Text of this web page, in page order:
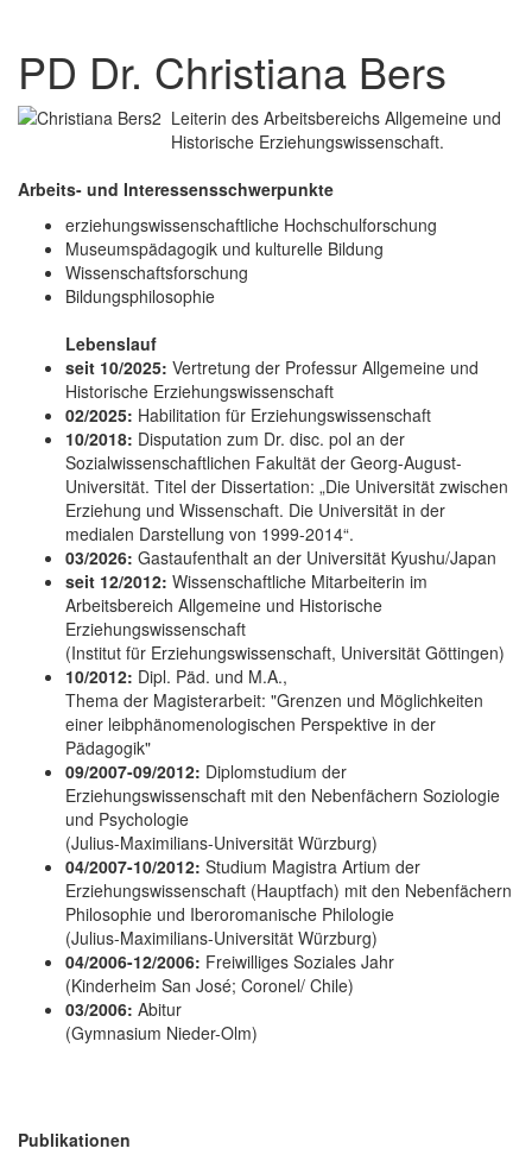
PD Dr. Christiana Bers
Leiterin des Arbeitsbereichs Allgemeine und
Historische Erziehungswissenschaft.
Arbeits- und Interessensschwerpunkte
erziehungswissenschaftliche Hochschulforschung
Museumspädagogik und kulturelle Bildung
Wissenschaftsforschung
Bildungsphilosophie
Lebenslauf
seit 10/2025: Vertretung der Professur Allgemeine und
Historische Erziehungswissenschaft
02/2025: Habilitation für Erziehungswissenschaft
10/2018: Disputation zum Dr. disc. pol an der
Sozialwissenschaftlichen Fakultät der Georg-August-
Universität. Titel der Dissertation: „Die Universität zwischen
Erziehung und Wissenschaft. Die Universität in der
medialen Darstellung von 1999-2014“.
03/2026: Gastaufenthalt an der Universität Kyushu/Japan
seit 12/2012: Wissenschaftliche Mitarbeiterin im
Arbeitsbereich Allgemeine und Historische
Erziehungswissenschaft
(Institut für Erziehungswissenschaft, Universität Göttingen)
10/2012: Dipl. Päd. und M.A.,
Thema der Magisterarbeit: "Grenzen und Möglichkeiten
einer leibphänomenologischen Perspektive in der
Pädagogik"
09/2007-09/2012: Diplomstudium der
Erziehungswissenschaft mit den Nebenfächern Soziologie
und Psychologie
(Julius-Maximilians-Universität Würzburg)
04/2007-10/2012: Studium Magistra Artium der
Erziehungswissenschaft (Hauptfach) mit den Nebenfächern
Philosophie und Iberoromanische Philologie
(Julius-Maximilians-Universität Würzburg)
04/2006-12/2006: Freiwilliges Soziales Jahr
(Kinderheim San José; Coronel/ Chile)
03/2006: Abitur
(Gymnasium Nieder-Olm)
Publikationen